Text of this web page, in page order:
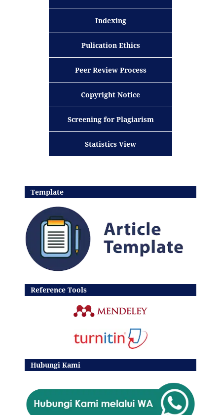
Indexing
Pulication Ethics
Peer Review Process
Copyright Notice
Screening for Plagiarism
Statistics View
Template
Reference Tools
Hubungi Kami